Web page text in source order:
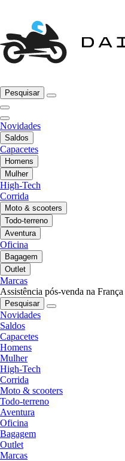
Pesquisar
Novidades
Saldos
Capacetes
Homens
Mulher
High-Tech
Corrida
Moto & scooters
Todo-terreno
Aventura
Oficina
Bagagem
Outlet
Marcas
Assistência pós-venda na França
Pesquisar
Novidades
Saldos
Capacetes
Homens
Mulher
High-Tech
Corrida
Moto & scooters
Todo-terreno
Aventura
Oficina
Bagagem
Outlet
Marcas